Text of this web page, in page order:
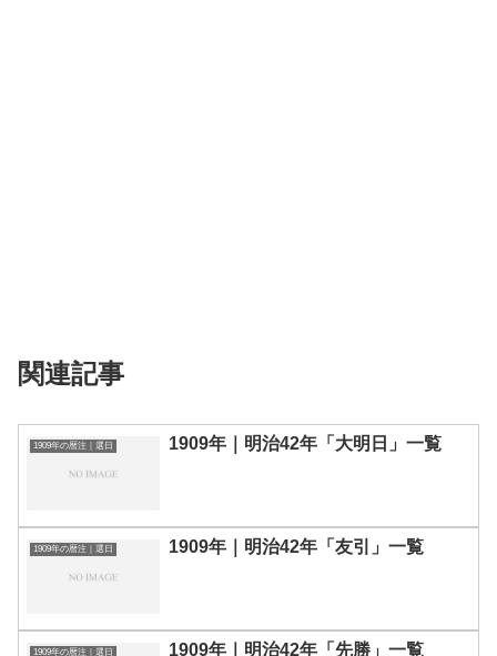
関連記事
1909年の暦注｜選日 1909年｜明治42年「大明日」一覧
1909年の暦注｜選日 1909年｜明治42年「友引」一覧
1909年の暦注｜選日 1909年｜明治42年「先勝」一覧